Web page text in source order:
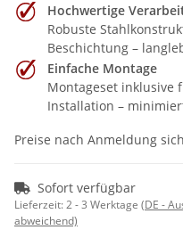
Hochwertige
Robuste
Beschichtung –
Einfache Montage
Montageset inklusive
Installation –
Preise nach Anmeldung
Sofort verfügbar
Lieferzeit:2 - 3 Werktage (DE -
abweichend)